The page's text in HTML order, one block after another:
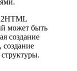
может быть
создание